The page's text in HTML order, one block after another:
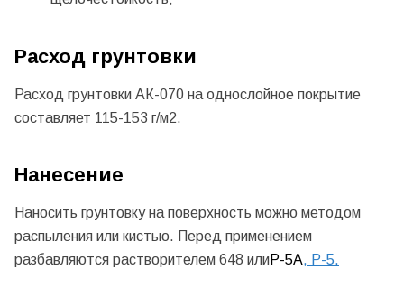
Расход грунтовки
Расход грунтовки АК-070 на однослойное покрытие
составляет 115-153 г/м2.
Нанесение
Наносить грунтовку на поверхность можно методом
распыления или кистью. Перед применением
разбавляются растворителем 648 илиР-5А, Р-5.